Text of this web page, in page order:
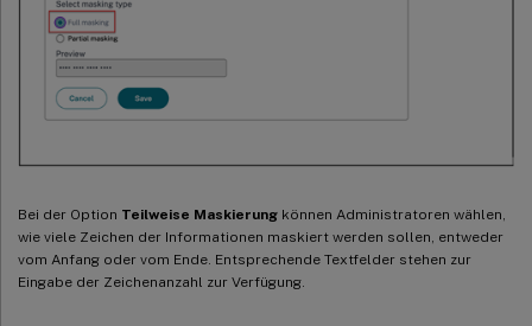
Bei der Option Teilweise Maskierung können Administratoren wählen,
wie viele Zeichen der Informationen maskiert werden sollen, entweder
vom Anfang oder vom Ende. Entsprechende Textfelder stehen zur
Eingabe der Zeichenanzahl zur Verfügung.